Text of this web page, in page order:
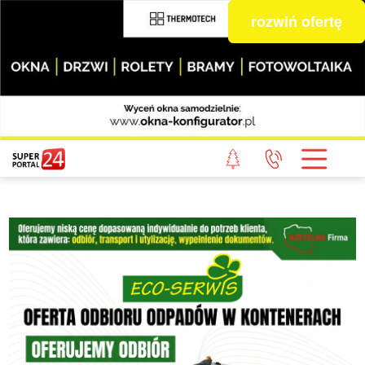
rozwiń ofertę